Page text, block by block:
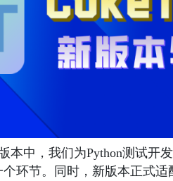
本中，我们为Python测试开
环节。同时，新版本正式适